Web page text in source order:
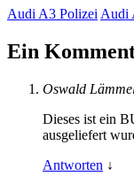
Audi A3 Polizei Audi
Ein
Oswald
Dieses ist ein
ausgeliefert
Antworten ↓